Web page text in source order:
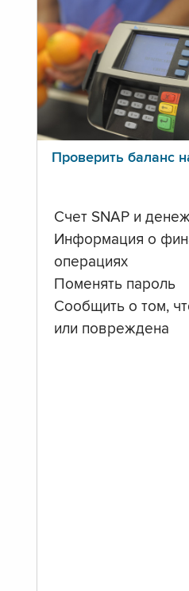
Проверить баланс
Счет SNAP и
Информация о
операциях
Поменять пароль
Сообщить о том,
или повреждена